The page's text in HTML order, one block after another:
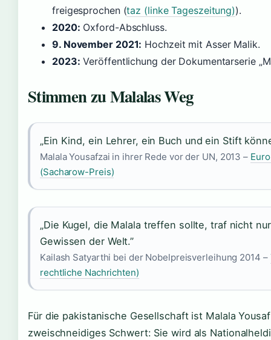
freigesprochen (taz (linke Tageszeitung)).
2020: Oxford-Abschluss.
9. November 2021: Hochzeit mit Asser Malik.
2023: Veröffentlichung der Dokumentarserie
Stimmen zu Malalas Weg
„Ein Kind, ein Lehrer, ein Buch und ein Stift
Malala Yousafzai in ihrer Rede vor der UN, 2013 –
(Sacharow-Preis)
„Die Kugel, die Malala treffen sollte, traf nicht
Gewissen der Welt.”
Kailash Satyarthi bei der Nobelpreisverleihung 2014 –
rechtliche Nachrichten)
Für die pakistanische Gesellschaft ist Malala
zweischneidiges Schwert: Sie wird als